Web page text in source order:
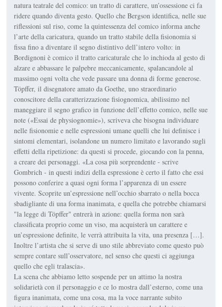
natura teatrale del comico: un tratto di carattere, un’ossessione ci fa
ridere quando diventa gesto. Quello che Bergson identifica, nelle sue
riflessioni sul riso, come la quintessenza del comico informa anche
l’arte della caricatura, quando un tratto stabile della fisionomia si
fissa fino a diventare il segno distintivo dell’intero volto: in
Bordignoni è comico il tratto caricaturale che lo inchioda al gesto di
alzare e abbassare le palpebre meccanicamente, spalancandole al
massimo ogni volta che vede passare una donna di forme generose.
Töpffer, il disegnatore amato da Goethe, uno straordinario
conoscitore della caratterizzazione fisiognomica, abilissimo nel
maneggiare il segno grafico in funzione dell’effetto comico, nelle sue
note («Essai de physiognomie»), scriveva che bisogna individuare
nelle fisionomie e nelle espressioni umane quelli che lui definisce i
sintomi elementari, isolandone un numero limitato e lavorando sugli
effetti della ripetizione: da questi si procede, giocando con la penna,
a creare dei personaggi. «La cosa più sorprendente - scrive
Gombrich - in questi indizi della espressione è certo il fatto che essi
possono conferire a quasi ogni forma l’apparenza di un essere
vivente. Scoprite un’espressione nell’occhio sbarrato o nella bocca
sbadigliante di una forma inanimata, e quella che potrebbe chiamarsi
"la legge di Töpffer" entrerà in azione: quella forma non sarà
classificata proprio come un viso, ma acquisterà un carattere e
un’espressione definite, le verrà attribuita la vita, una presenza […].
Inoltre l’artista che si serve di uno stile abbreviato come questo può
sempre contare sull’osservatore, nel senso che questi ci aggiunga
quello che egli tralascia».
La scena che abbiamo letto sospende per un attimo la nostra
solidarietà con il personaggio e ce lo mostra dall’esterno, come una
figura inanimata, come una cosa, ma la voce narrante subito